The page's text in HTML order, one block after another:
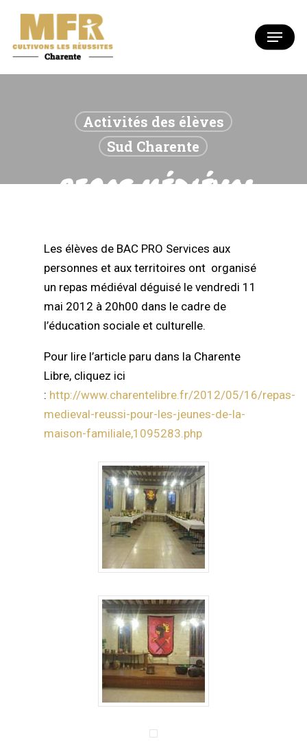
main
Menu
Activités des élèves
Sud Charente
REPAS MÉDIÉVAL
Les élèves de BAC PRO Services aux
personnes et aux territoires ont organisé
un repas médiéval déguisé le vendredi 11
mai 2012 à 20h00 dans le cadre de
l’éducation sociale et culturelle.
Pour lire l’article paru dans la Charente
Libre, cliquez ici
: http://www.charentelibre.fr/2012/05/16/repas-
medieval-reussi-pour-les-jeunes-de-la-
maison-familiale,1095283.php
Close